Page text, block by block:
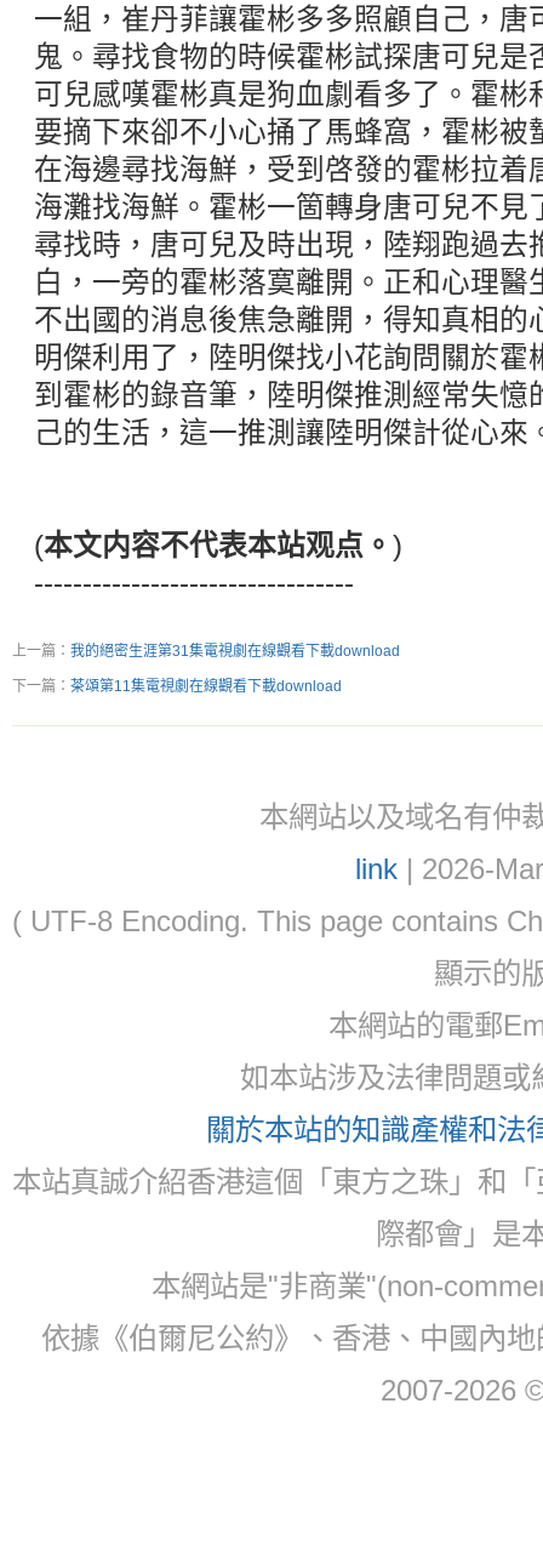
一組，崔丹菲讓霍彬多多照顧自己，唐
鬼。尋找食物的時候霍彬試探唐可兒是
可兒感嘆霍彬真是狗血劇看多了。霍彬
要摘下來卻不小心捅了馬蜂窩，霍彬被
在海邊尋找海鮮，受到啓發的霍彬拉着
海灘找海鮮。霍彬一箇轉身唐可兒不見
尋找時，唐可兒及時出現，陸翔跑過去
白，一旁的霍彬落寞離開。正和心理醫
不出國的消息後焦急離開，得知真相的
明傑利用了，陸明傑找小花詢問關於霍
到霍彬的錄音筆，陸明傑推測經常失憶
己的生活，這一推測讓陸明傑計從心來
(本文内容不代表本站观点。 )
---------------------------------
上一篇： 我的絕密生涯第31集電視劇在線觀看下載download
下一篇： 茶頌第11集電視劇在線觀看下載download
本網站以及域名有仲
link| 2026-
( UTF-8 Encoding. This page contains
顯示的
本網站的電郵
如本站涉及法律問題
關於本站的知識產權和法
本站真誠介紹香港這個「東方之珠」和
際都會」是
本網站是"非商業"(non-
依據《伯爾尼公約》、香港、中國內
2007-2026